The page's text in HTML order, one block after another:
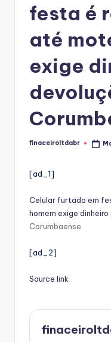
festa é
até
exige
Posted
finaceiroltdabr
[ad_1]
Celular furtado em
homem exige
Corumbaense
[ad_2]
Source link